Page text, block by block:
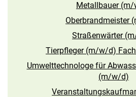
Metallbauer
Oberbrandmeister
Straßenwärter
Tierpfleger (m/w/d)
Umwelttechnologe für
(m/w/d)